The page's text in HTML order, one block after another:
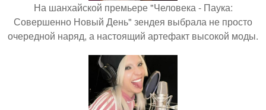
На шанхайской премьере "Человека - Паука:
Совершенно Новый День" зендея выбрала не просто
очередной наряд, а настоящий артефакт высокой моды.